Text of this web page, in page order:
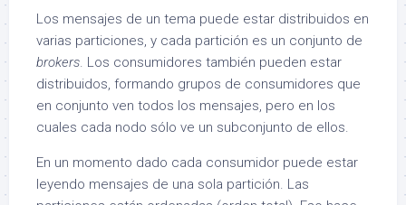
Los mensajes de un tema puede estar distribuidos en
varias particiones, y cada partición es un conjunto de
brokers. Los consumidores también pueden estar
distribuidos, formando grupos de consumidores que
en conjunto ven todos los mensajes, pero en los
cuales cada nodo sólo ve un subconjunto de ellos.
En un momento dado cada consumidor puede estar
leyendo mensajes de una sola partición. Las